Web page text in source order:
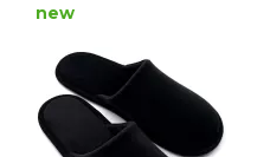
new